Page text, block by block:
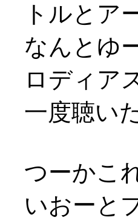
トルとア
なんとゆ
ロディア
一度聴い
つーかこ
いおーと